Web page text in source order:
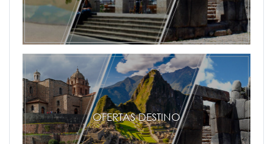
OFERTAS DESTINO